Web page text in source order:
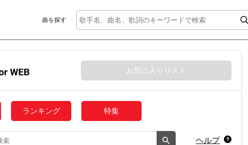
曲を探す
お気に入りリスト
ランキング 特集
ヘルプ